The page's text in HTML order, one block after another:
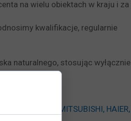
na wielu obiektach w kraju i za
kwalifikacje, regularnie
naturalnego, stosując wyłącznie
SAMSUNG, MITSUBISHI, HAIER,